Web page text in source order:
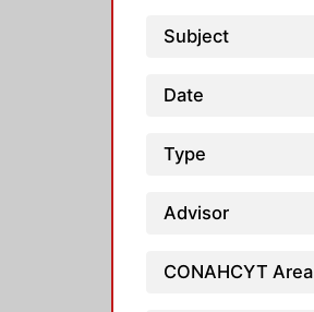
Subject
Date
Type
Advisor
CONAHCYT Area